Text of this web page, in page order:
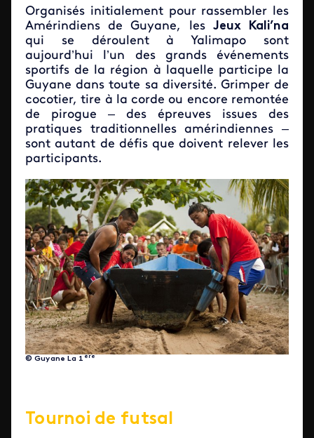
Organisés initialement pour rassembler les
Amérindiens de Guyane, les Jeux Kali’na
qui se déroulent à Yalimapo sont
aujourd’hui l’un des grands événements
sportifs de la région à laquelle participe la
Guyane dans toute sa diversité. Grimper de
cocotier, tire à la corde ou encore remontée
de pirogue – des épreuves issues des
pratiques traditionnelles amérindiennes –
sont autant de défis que doivent relever les
participants.
© Guyane La 1 ère
Tournoi de futsal